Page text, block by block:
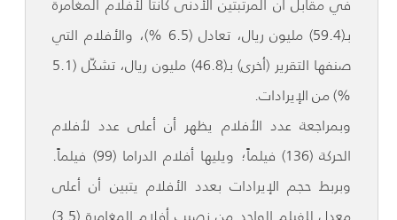
في مقابل أن المرتبتين الأدنى كانتا لأفلام المغامرة
بـ(59.4) مليون ريال، تعادل (6.5 %)، والأفلام التي
صنفها التقرير (أخرى) بـ(46.8) مليون ريال، تشكّل (5.1
%) من الإيرادات.
وبمراجعة عدد الأفلام يظهر أن أعلى عدد لأفلام
الحركة (136) فيلماً؛ ويليها أفلام الدراما (99) فيلماً.
وبربط حجم الإيرادات بعدد الأفلام يتبين أن أعلى